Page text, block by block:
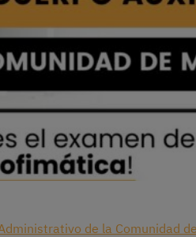
de la Comunidad